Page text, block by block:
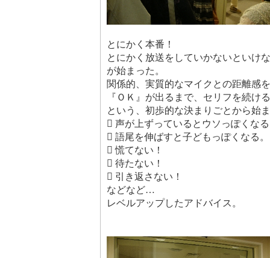
とにかく本番！
とにかく放送をしていかないといけ
が始まった。
関係的、実質的なマイクとの距離感
『ＯＫ』が出るまで、セリフを続け
という、初歩的な決まりごとから始
 声が上ずっているとウソっぽくな
 語尾を伸ばすと子どもっぽくなる。
 慌てない！
 待たない！
 引き返さない！
などなど…
レベルアップしたアドバイス。